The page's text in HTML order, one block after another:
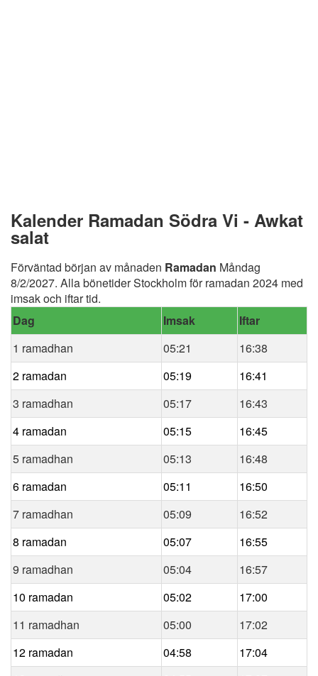
Kalender Ramadan Södra Vi - Awkat
salat
Förväntad början av månaden Ramadan Måndag
8/2/2027. Alla bönetider Stockholm för ramadan 2024 med
imsak och iftar tid.
Dag
Imsak
Iftar
1 ramadhan
05:21
16:38
2 ramadan
05:19
16:41
3 ramadhan
05:17
16:43
4 ramadan
05:15
16:45
5 ramadhan
05:13
16:48
6 ramadan
05:11
16:50
7 ramadhan
05:09
16:52
8 ramadan
05:07
16:55
9 ramadhan
05:04
16:57
10 ramadan
05:02
17:00
11 ramadhan
05:00
17:02
12 ramadan
04:58
17:04